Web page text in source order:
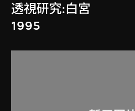
透視研究:白宮
1995